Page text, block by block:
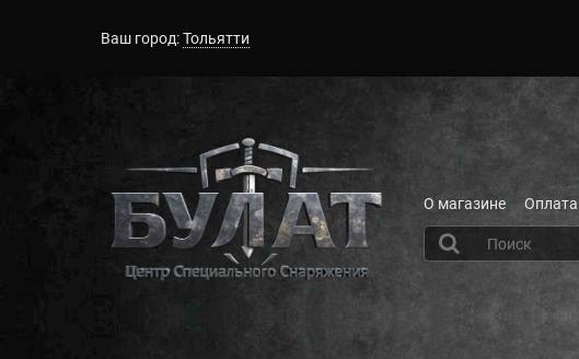
Ваш город:Тольятти
О магазине Оплата